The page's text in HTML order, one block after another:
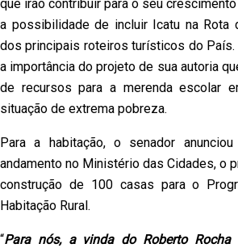
que irão contribuir para o seu
a possibilidade de incluir Icatu na Rota
dos principais roteiros turísticos do País.
a importância do projeto de sua autoria
de recursos para a merenda escolar
situação de extrema pobreza.
Para a habitação, o senador
andamento no Ministério das Cidades, o
construção de 100 casas para o
Habitação Rural.
“Para nós, a vinda do Roberto Rocha